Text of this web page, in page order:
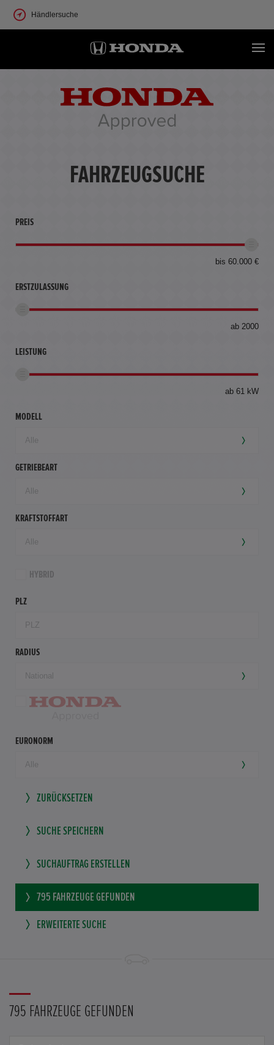
Händlersuche
FAHRZEUGSUCHE
PREIS
bis 60.000 €
ERSTZULASSUNG
ab 2000
LEISTUNG
ab 61 kW
MODELL
GETRIEBEART
KRAFTSTOFFART
HYBRID
PLZ
RADIUS
EURONORM
ZURÜCKSETZEN
SUCHE SPEICHERN
SUCHAUFTRAG ERSTELLEN
795 FAHRZEUGE GEFUNDEN
ERWEITERTE SUCHE
795 FAHRZEUGE GEFUNDEN